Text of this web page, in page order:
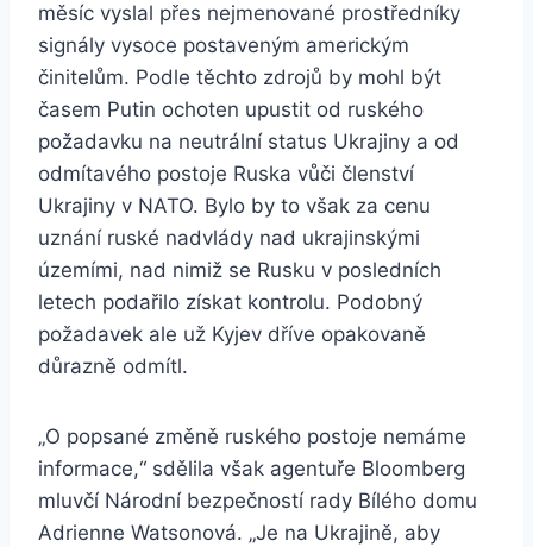
měsíc vyslal přes nejmenované prostředníky
signály vysoce postaveným americkým
činitelům. Podle těchto zdrojů by mohl být
časem Putin ochoten upustit od ruského
požadavku na neutrální status Ukrajiny a od
odmítavého postoje Ruska vůči členství
Ukrajiny v NATO. Bylo by to však za cenu
uznání ruské nadvlády nad ukrajinskými
územími, nad nimiž se Rusku v posledních
letech podařilo získat kontrolu. Podobný
požadavek ale už Kyjev dříve opakovaně
důrazně odmítl.
„O popsané změně ruského postoje nemáme
informace,“ sdělila však agentuře Bloomberg
mluvčí Národní bezpečností rady Bílého domu
Adrienne Watsonová. „Je na Ukrajině, aby